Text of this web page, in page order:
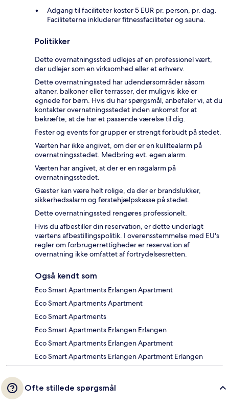
Adgang til faciliteter koster 5 EUR pr. person, pr. dag.
Faciliteterne inkluderer fitnessfaciliteter og sauna.
Politikker
Dette overnatningssted udlejes af en professionel vært,
der udlejer som en virksomhed eller et erhverv.
Dette overnatningssted har udendørsområder såsom
altaner, balkoner eller terrasser, der muligvis ikke er
egnede for børn. Hvis du har spørgsmål, anbefaler vi, at du
kontakter overnatningsstedet inden ankomst for at
bekræfte, at de har et passende værelse til dig.
Fester og events for grupper er strengt forbudt på stedet.
Værten har ikke angivet, om der er en kuliltealarm på
overnatningsstedet. Medbring evt. egen alarm.
Værten har angivet, at der er en røgalarm på
overnatningsstedet.
Gæster kan være helt rolige, da der er brandslukker,
sikkerhedsalarm og førstehjælpskasse på stedet.
Dette overnatningssted rengøres professionelt.
Hvis du afbestiller din reservation, er dette underlagt
værtens afbestillingspolitik. I overensstemmelse med EU's
regler om forbrugerrettigheder er reservation af
overnatning ikke omfattet af fortrydelsesretten.
Også kendt som
Eco Smart Apartments Erlangen Apartment
Eco Smart Apartments Apartment
Eco Smart Apartments
Eco Smart Apartments Erlangen Erlangen
Eco Smart Apartments Erlangen Apartment
Eco Smart Apartments Erlangen Apartment Erlangen
Ofte stillede spørgsmål